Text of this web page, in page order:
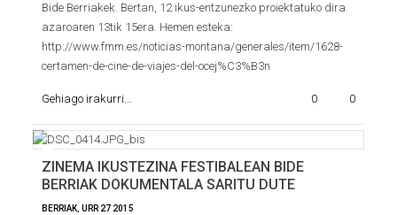
Bide Berriakek. Bertan, 12 ikus-entzunezko proiektatuko dira
azaroaren 13tik 15era. Hemen esteka:
http://www.fmm.es/noticias-montana/generales/item/1628-
certamen-de-cine-de-viajes-del-ocej%C3%B3n
Gehiago irakurri... 0 0
ZINEMA IKUSTEZINA FESTIBALEAN BIDE
BERRIAK DOKUMENTALA SARITU DUTE
BERRIAK URR 27 2015